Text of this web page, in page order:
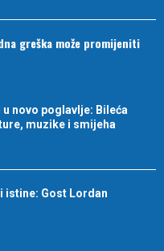
greška može promijeniti
u novo poglavlje: Bileća
muzike i smijeha
istine: Gost Lordan